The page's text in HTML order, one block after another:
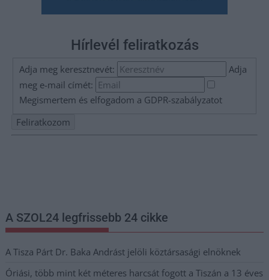
Hírlevél feliratkozás
Adja meg keresztnevét:
Adja
meg e-mail címét:
Megismertem és elfogadom a GDPR-szabályzatot
A SZOL24 legfrissebb 24 cikke
A Tisza Párt Dr. Baka Andrást jelöli köztársasági elnöknek
Óriási, több mint két méteres harcsát fogott a Tiszán a 13 éves